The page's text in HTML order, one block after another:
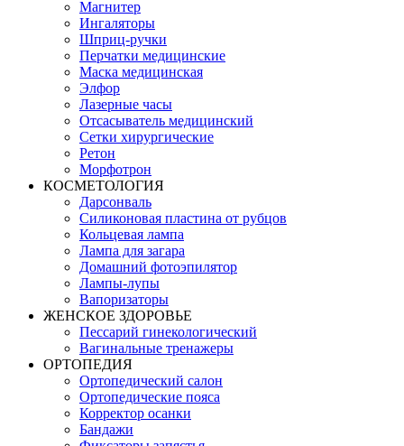
Магнитер
Ингаляторы
Шприц-ручки
Перчатки медицинские
Маска медицинская
Элфор
Лазерные часы
Отсасыватель медицинский
Сетки хирургические
Ретон
Морфотрон
КОСМЕТОЛОГИЯ
Дарсонваль
Силиконовая пластина от рубцов
Кольцевая лампа
Лампа для загара
Домашний фотоэпилятор
Лампы-лупы
Вапоризаторы
ЖЕНСКОЕ ЗДОРОВЬЕ
Пессарий гинекологический
Вагинальные тренажеры
ОРТОПЕДИЯ
Ортопедический салон
Ортопедические пояса
Корректор осанки
Бандажи